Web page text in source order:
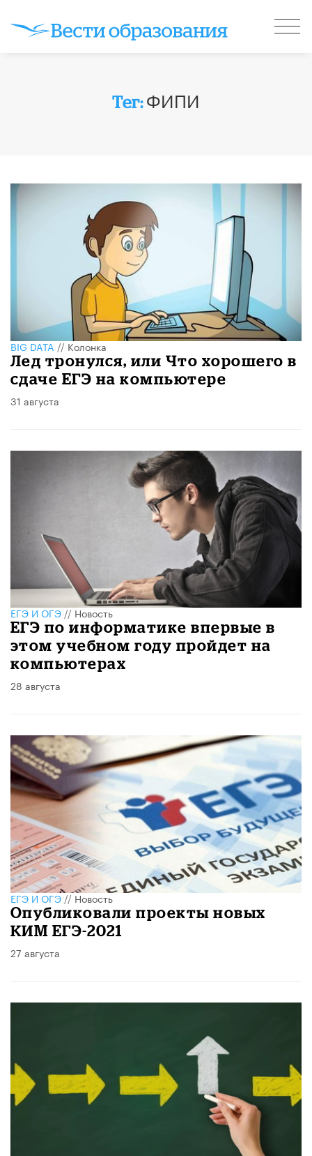
Тег:ФИПИ
BIG DATA//Колонка
​Лед тронулся, или Что хорошего в
сдаче ЕГЭ на компьютере
31 августа
ЕГЭ И ОГЭ//Новость
ЕГЭ по информатике впервые в
этом учебном году пройдет на
компьютерах
28 августа
ЕГЭ И ОГЭ//Новость
Опубликовали проекты новых
КИМ ЕГЭ-2021
27 августа